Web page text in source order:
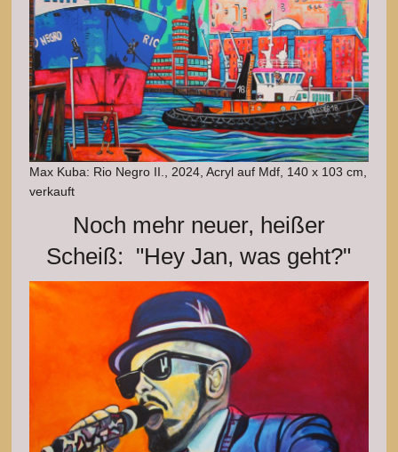
Max Kuba: Rio Negro II., 2024, Acryl auf Mdf, 140 x 103 cm,
verkauft
Noch mehr neuer, heißer
Scheiß: "Hey Jan, was geht?"